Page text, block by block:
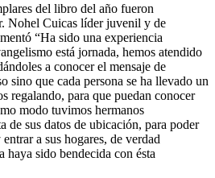
del libro del año fueron
Nohel Cuicas líder juvenil y de
“Ha sido una experiencia
está jornada, hemos atendido
a conocer el mensaje de
sino que cada persona se ha llevado un
regalando, para que puedan conocer
modo tuvimos hermanos
de sus datos de ubicación, para poder
a sus hogares, de verdad
haya sido bendecida con ésta